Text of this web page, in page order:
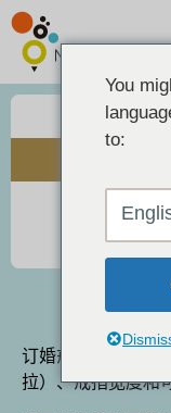
手工
订婚戒指手工制作
拉）、戒指宽度和
You
to: